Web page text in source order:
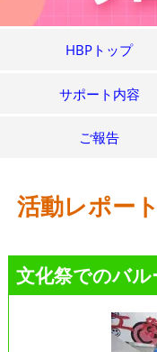
HBPトップ
サポート内容
ご報告
活動レポート
文化祭でのバ